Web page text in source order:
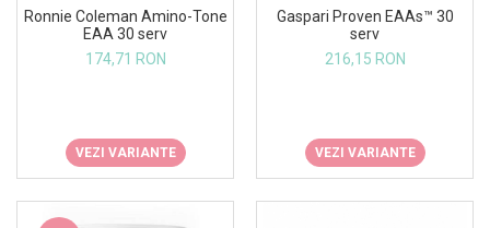
Ronnie Coleman Amino-Tone
EAA 30 serv
174,71 RON
VEZI VARIANTE
Gaspari Proven EAAs™ 30
serv
216,15 RON
VEZI VARIANTE